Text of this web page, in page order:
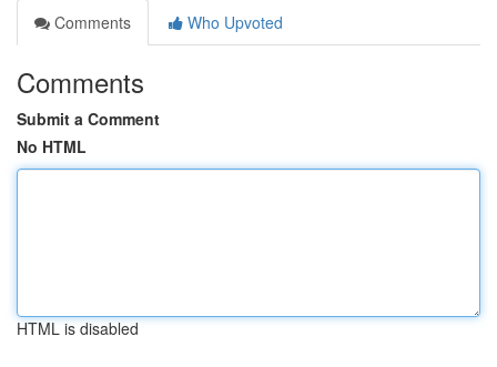
Comments
Who Upvoted
Comments
Submit a Comment
No HTML
HTML is disabled